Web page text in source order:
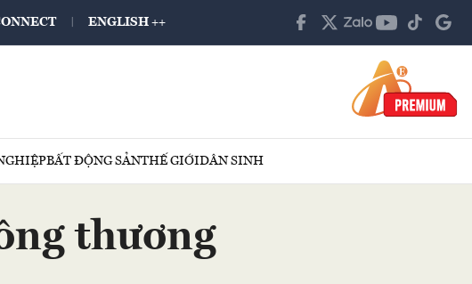
ENGLISH ++
BẤT ĐỘNG SẢNTHẾ GIỚIDÂN SINH
thương